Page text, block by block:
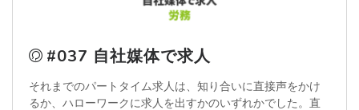
#037 自社媒体で求人
それまでのパートタイム求人は、知り合いに直接声をかけ
るか、ハローワークに求人を出すかのいずれかでした。直